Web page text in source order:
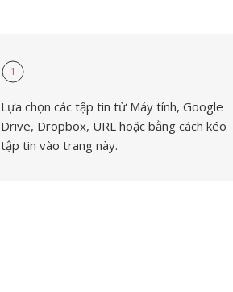
1
Lựa chọn các tập tin từ Máy tính, Google
Drive, Dropbox, URL hoặc bằng cách kéo
tập tin vào trang này.